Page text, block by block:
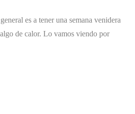
es a tener una semana venidera
de calor. Lo vamos viendo por